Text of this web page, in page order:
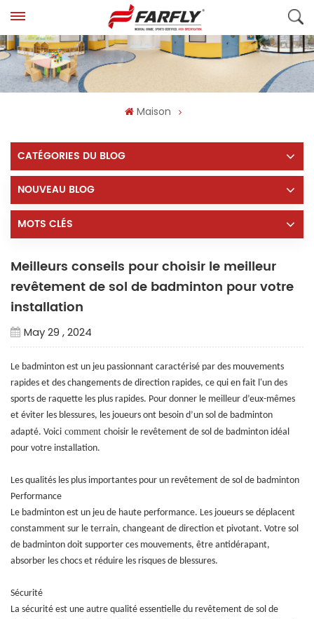
Maison
CATÉGORIES DU BLOG
NOUVEAU BLOG
MOTS CLÉS
Meilleurs conseils pour choisir le meilleur
revêtement de sol de badminton pour votre
installation
May 29 , 2024
Le badminton est un jeu passionnant caractérisé par des mouvements
rapides et des changements de direction rapides, ce qui en fait l'un des
sports de raquette les plus rapides. Pour donner le meilleur d’eux-mêmes
et éviter les blessures, les joueurs ont besoin d’un sol de badminton
adapté. Voici comment choisir le revêtement de sol de badminton idéal
pour votre installation.
Les qualités les plus importantes pour un revêtement de sol de badminton
Performance
Le badminton est un jeu de haute performance. Les joueurs se déplacent
constamment sur le terrain, changeant de direction et pivotant. Votre sol
de badminton doit supporter ces mouvements, être antidérapant,
absorber les chocs et réduire les risques de blessures.
Sécurité
La sécurité est une autre qualité essentielle du revêtement de sol de